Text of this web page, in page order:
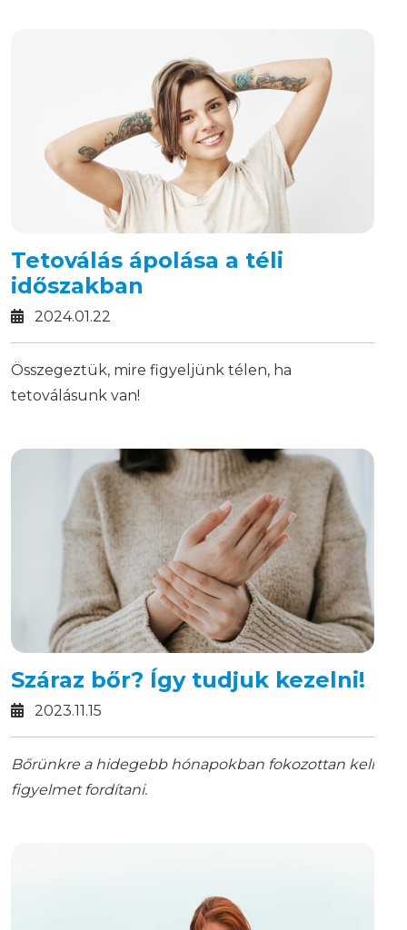
Tetoválás ápolása a téli
időszakban
2024.01.22
Összegeztük, mire figyeljünk télen, ha
tetoválásunk van!
Száraz bőr? Így tudjuk kezelni!
2023.11.15
Bőrünkre a hidegebb hónapokban fokozottan kell
figyelmet fordítani.